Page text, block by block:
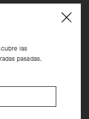
que cuenta con
entre tradición e
las
pasadas.